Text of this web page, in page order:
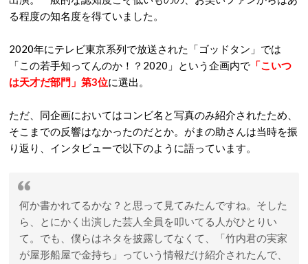
る程度の知名度を得ていました。
2020年にテレビ東京系列で放送された「ゴッドタン」では
「この若手知ってんのか！？2020」という企画内で 「こいつ
は天才だ部門」第3位に選出。
ただ、同企画においてはコンビ名と写真のみ紹介されたため、
そこまでの反響はなかったのだとか。がまの助さんは当時を振
り返り、インタビューで以下のように語っています。
何か書かれてるかな？と思って見てみたんですね。そした
ら、とにかく出演した芸人全員を叩いてる人がひとりい
て。でも、僕らはネタを披露してなくて、「竹内君の実家
が屋形船屋で金持ち」っていう情報だけ紹介されたんで、